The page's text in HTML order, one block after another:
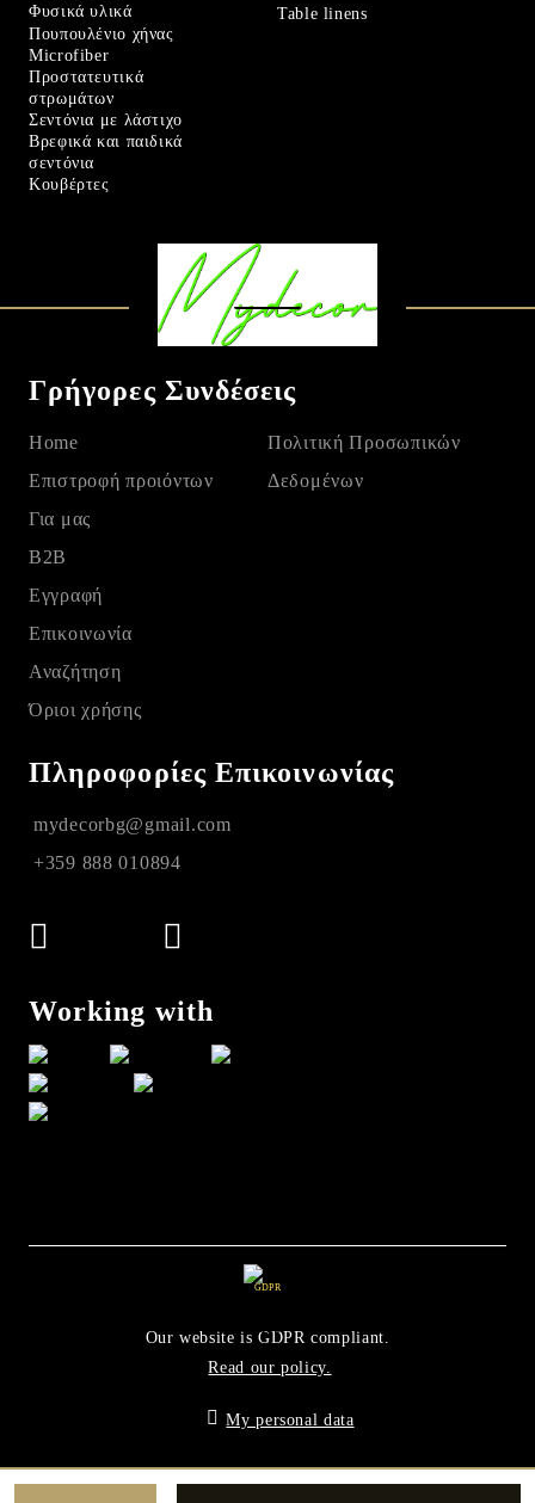
Φυσικά υλικά
Πουπουλένιο χήνας
Microfiber
Προστατευτικά
στρωμάτων
Σεντόνια με λάστιχο
Βρεφικά και παιδικά
σεντόνια
Κουβέρτες
Table linens
Γρήγορες Συνδέσεις
Home
Eπιστροφή προιόντων
Για μας
B2B
Εγγραφή
Επικοινωνία
Αναζήτηση
Όριοι χρήσης
Πολιτική Προσωπικών
Δεδομένων
Πληροφορίες Επικοινωνίας
mydecorbg@gmail.com
+359 888 010894
Working with
GDPR
Our website is GDPR compliant.
Read our policy.
My personal data